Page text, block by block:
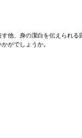
他、身の潔白を伝えられる
がでしょうか。